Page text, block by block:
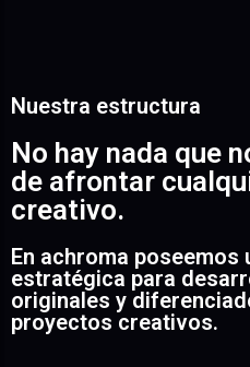
Nuestra estructura
No hay nada que
de afrontar
creativo.
En achroma poseemos
estratégica para
originales y
proyectos creativos.